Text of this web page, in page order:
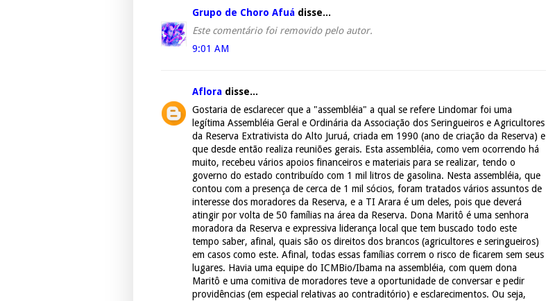
Grupo de Choro Afuá disse...
Este comentário foi removido pelo autor.
9:01 AM
Aflora disse...
Gostaria de esclarecer que a "assembléia" a qual se refere Lindomar foi uma
legítima Assembléia Geral e Ordinária da Associação dos Seringueiros e Agricultores
da Reserva Extrativista do Alto Juruá, criada em 1990 (ano de criação da Reserva) e
que desde então realiza reuniões gerais. Esta assembléia, como vem ocorrendo há
muito, recebeu vários apoios financeiros e materiais para se realizar, tendo o
governo do estado contribuído com 1 mil litros de gasolina. Nesta assembléia, que
contou com a presença de cerca de 1 mil sócios, foram tratados vários assuntos de
interesse dos moradores da Reserva, e a TI Arara é um deles, pois que deverá
atingir por volta de 50 famílias na área da Reserva. Dona Maritô é uma senhora
moradora da Reserva e expressiva liderança local que tem buscado todo este
tempo saber, afinal, quais são os direitos dos brancos (agricultores e seringueiros)
em casos como este. Afinal, todas essas famílias correm o risco de ficarem sem seus
lugares. Havia uma equipe do ICMBio/Ibama na assembléia, com quem dona
Maritô e uma comitiva de moradores teve a oportunidade de conversar e pedir
providências (em especial relativas ao contraditório) e esclarecimentos. Ou seja,